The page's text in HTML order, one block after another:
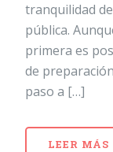
tranquilidad
pública.
primera es
de
paso a […]
LEER MÁS